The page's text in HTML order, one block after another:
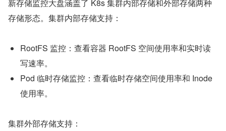
新存储监控大盘涵盖了 K8s 集群内部存储和外部存储两种
存储形态。集群内部存储支持：
RootFS 监控：查看容器 RootFS 空间使用率和实时读
写速率。
Pod 临时存储监控：查看临时存储空间使用率和 Inode
使用率。
集群外部存储支持：